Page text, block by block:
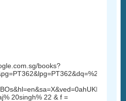
books?
20singh% 22 & f =